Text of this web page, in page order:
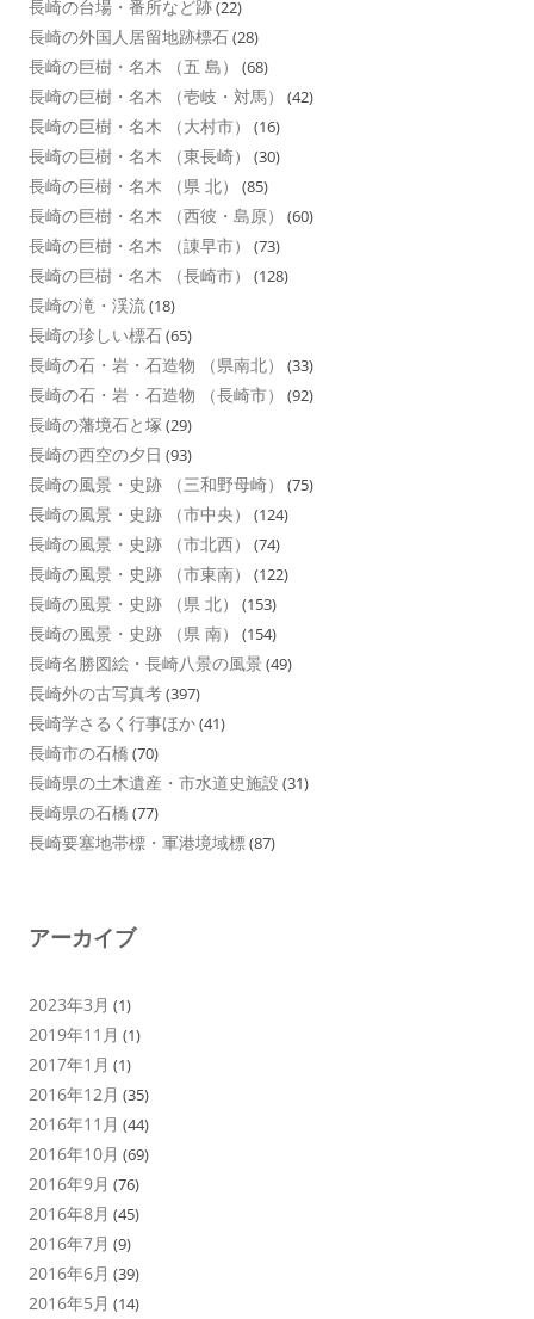
長崎の台場・番所など跡(22)
長崎の外国人居留地跡標石(28)
長崎の巨樹・名木 （五 島） (68)
長崎の巨樹・名木 （壱岐・対馬） (42)
長崎の巨樹・名木 （大村市） (16)
長崎の巨樹・名木 （東長崎） (30)
長崎の巨樹・名木 （県 北） (85)
長崎の巨樹・名木 （西彼・島原） (60)
長崎の巨樹・名木 （諌早市） (73)
長崎の巨樹・名木 （長崎市） (128)
長崎の滝・渓流(18)
長崎の珍しい標石(65)
長崎の石・岩・石造物 （県南北） (33)
長崎の石・岩・石造物 （長崎市） (92)
長崎の藩境石と塚 (29)
長崎の西空の夕日 (93)
長崎の風景・史跡 （三和野母崎） (75)
長崎の風景・史跡 （市中央） (124)
長崎の風景・史跡 （市北西） (74)
長崎の風景・史跡 （市東南） (122)
長崎の風景・史跡 （県 北） (153)
長崎の風景・史跡 （県 南） (154)
長崎名勝図絵・長崎八景の風景 (49)
長崎外の古写真考(397)
長崎学さるく行事ほか(41)
長崎市の石橋 (70)
長崎県の土木遺産・市水道史施設 (31)
長崎県の石橋 (77)
長崎要塞地帯標・軍港境域標(87)
アーカイブ
2023年3月 (1)
2019年11月 (1)
2017年1月 (1)
2016年12月 (35)
2016年11月 (44)
2016年10月 (69)
2016年9月 (76)
2016年8月 (45)
2016年7月 (9)
2016年6月 (39)
2016年5月 (14)